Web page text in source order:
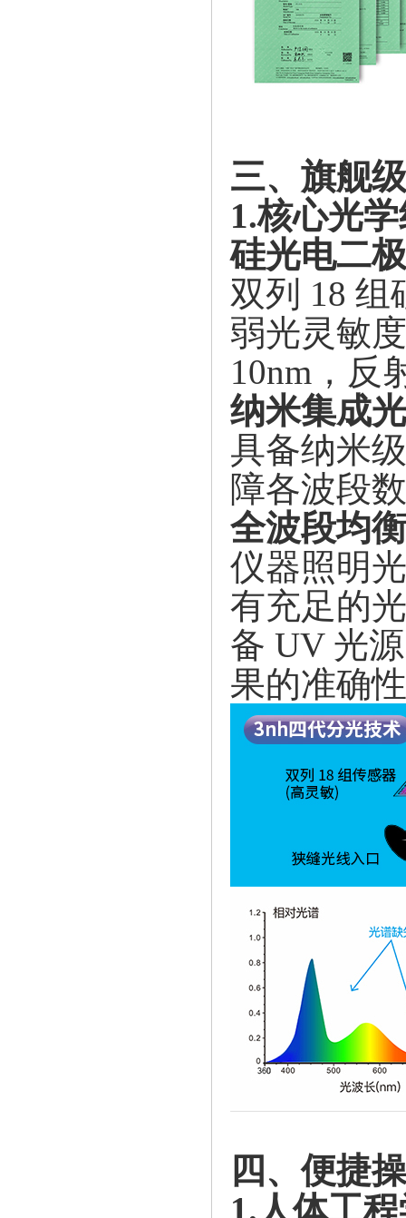
三、旗舰
1.核心光
硅光电二
双列 18 组
弱光灵敏
10nm，反
纳米集成
具备纳米
障各波段
全波段均衡
仪器照明
有充足的
备 UV 光
果的准确
四、便捷
1.人体工